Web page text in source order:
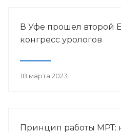
В Уфе прошел второй
конгресс урологов
18 марта 2023
Принцип работы МРТ: